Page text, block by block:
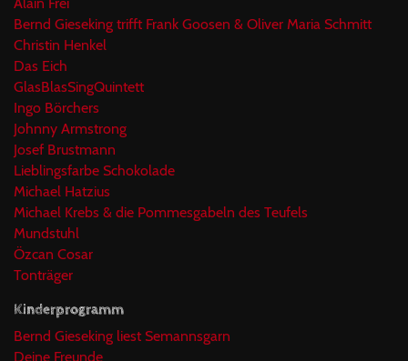
Bernd Gieseking trifft Frank Goosen & Oliver Maria Schmitt
Christin Henkel
Das Eich
GlasBlasSingQuintett
Ingo Börchers
Johnny Armstrong
Josef Brustmann
Lieblingsfarbe Schokolade
Michael Hatzius
Michael Krebs & die Pommesgabeln des Teufels
Mundstuhl
Özcan Cosar
Tonträger
Kinderprogramm
Bernd Gieseking liest Semannsgarn
Deine Freunde